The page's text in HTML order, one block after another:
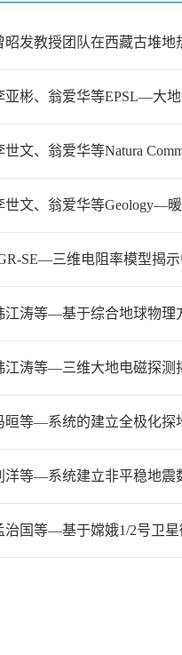
昭发教授团队在西藏古堆
亚彬、翁爱华等EPSL—大
世文、翁爱华等Natura
世文、翁爱华等Geology—
SE—三维电阻率模型揭
江涛等—基于综合地球物理
江涛等—三维大地电磁探测
晅等—系统的建立全极化探
洋等—系统建立非平稳地震
治国等—基于嫦娥1/2号卫